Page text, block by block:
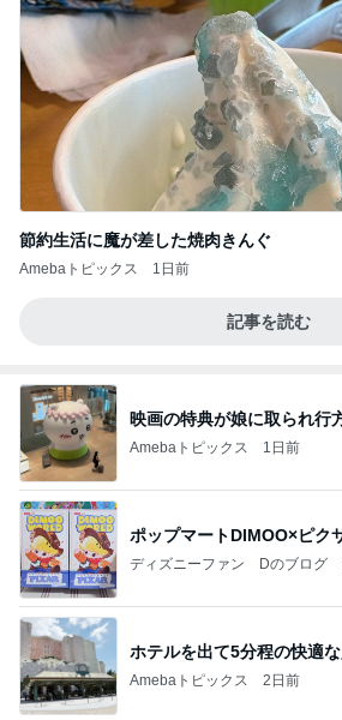
節約生活に魔が差した焼肉きんぐ
Amebaトピックス 1日前
記事を読む
映画の特典が娘に取られ行
Amebaトピックス 1日前
ポップマートDIMOO×ピク
ディズニーファン Dのブログ
ホテルを出て5分程の快適
Amebaトピックス 2日前